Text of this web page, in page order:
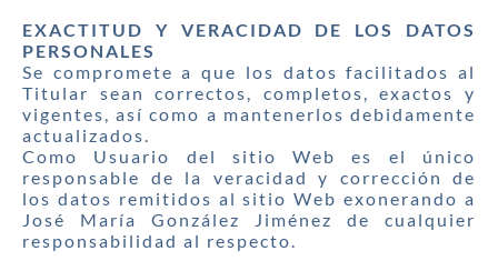
EXACTITUD Y VERACIDAD DE LOS DATOS
PERSONALES
Se compromete a que los datos facilitados al
Titular sean correctos, completos, exactos y
vigentes, así como a mantenerlos debidamente
actualizados.
Como Usuario del sitio Web es el único
responsable de la veracidad y corrección de
los datos remitidos al sitio Web exonerando a
José María González Jiménez de cualquier
responsabilidad al respecto.